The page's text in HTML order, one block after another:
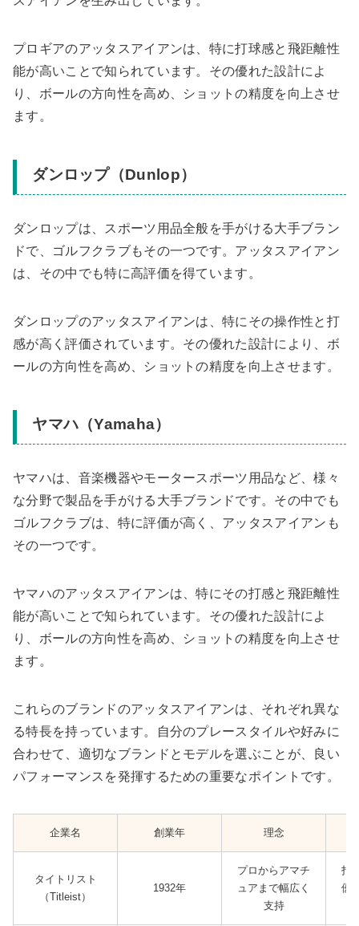
プロギアのアッタスアイアンは、特に打球感と飛距離性
能が高いことで知られています。その優れた設計によ
り、ボールの方向性を高め、ショットの精度を向上させ
ます。
ダンロップ（Dunlop）
ダンロップは、スポーツ用品全般を手がける大手ブラン
ドで、ゴルフクラブもその一つです。アッタスアイアン
は、その中でも特に高評価を得ています。
ダンロップのアッタスアイアンは、特にその操作性と打
感が高く評価されています。その優れた設計により、ボ
ールの方向性を高め、ショットの精度を向上させます。
ヤマハ（Yamaha）
ヤマハは、音楽機器やモータースポーツ用品など、様々
な分野で製品を手がける大手ブランドです。その中でも
ゴルフクラブは、特に評価が高く、アッタスアイアンも
その一つです。
ヤマハのアッタスアイアンは、特にその打感と飛距離性
能が高いことで知られています。その優れた設計によ
り、ボールの方向性を高め、ショットの精度を向上させ
ます。
これらのブランドのアッタスアイアンは、それぞれ異な
る特長を持っています。自分のプレースタイルや好みに
合わせて、適切なブランドとモデルを選ぶことが、良い
パフォーマンスを発揮するための重要なポイントです。
企業名 創業年 理念
タイトリスト
（Titleist）
1932年
プロからアマチ
ュアまで幅広く
支持
打
優